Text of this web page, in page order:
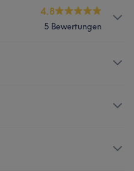
4.8
5 Bewertungen